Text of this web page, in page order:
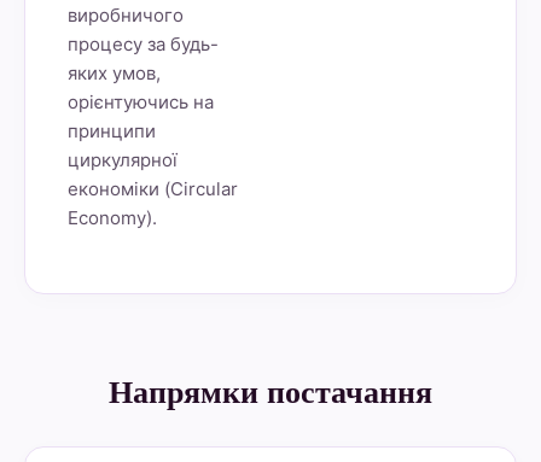
виробничого
процесу за будь-
яких умов,
орієнтуючись на
принципи
циркулярної
економіки (Circular
Economy).
Напрямки постачання